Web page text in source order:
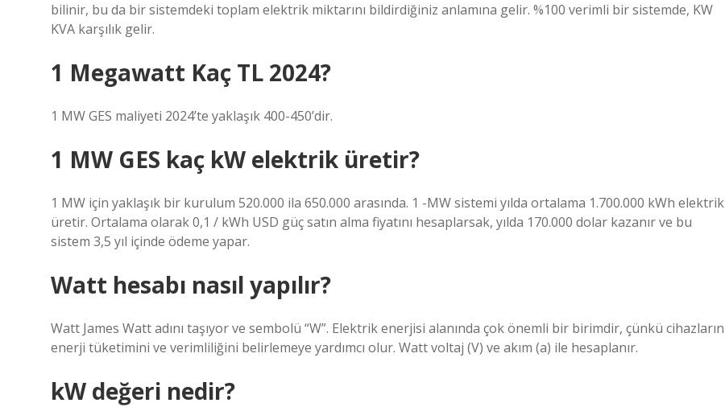
bilinir, bu da bir sistemdeki toplam elektrik miktarını bildirdiğiniz anlamına gelir. %100 verimli bir sistemde, KW
KVA karşılık gelir.
1 Megawatt Kaç TL 2024?
1 MW GES maliyeti 2024’te yaklaşık 400-450’dir.
1 MW GES kaç kW elektrik üretir?
1 MW için yaklaşık bir kurulum 520.000 ila 650.000 arasında. 1 -MW sistemi yılda ortalama 1.700.000 kWh elektrik
üretir. Ortalama olarak 0,1 / kWh USD güç satın alma fiyatını hesaplarsak, yılda 170.000 dolar kazanır ve bu
sistem 3,5 yıl içinde ödeme yapar.
Watt hesabı nasıl yapılır?
Watt James Watt adını taşıyor ve sembolü “W”. Elektrik enerjisi alanında çok önemli bir birimdir, çünkü cihazların
enerji tüketimini ve verimliliğini belirlemeye yardımcı olur. Watt voltaj (V) ve akım (a) ile hesaplanır.
kW değeri nedir?